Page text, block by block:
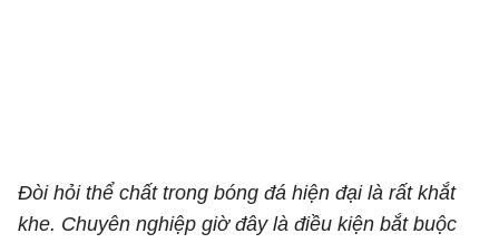
Đòi hỏi thể chất trong bóng đá hiện đại là rất khắt
khe. Chuyên nghiệp giờ đây là điều kiện bắt buộc